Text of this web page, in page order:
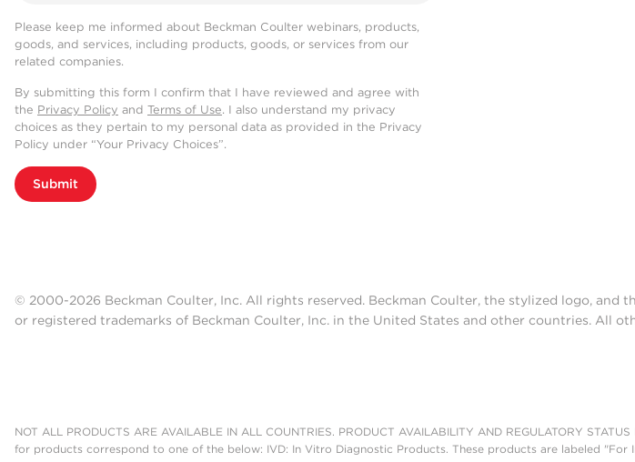
Please keep me informed about Beckman Coulter webinars, products,
goods, and services, including products, goods, or services from our
related companies.
By submitting this form I confirm that I have reviewed and agree with
the Privacy Policy and Terms of Use. I also understand my privacy
choices as they pertain to my personal data as provided in the Privacy
Policy under “Your Privacy Choices”.
Submit
© 2000-2026 Beckman Coulter, Inc. All rights reserved. Beckman Coulter, the stylized logo, and
or registered trademarks of Beckman Coulter, Inc. in the United States and other countries. All
NOT ALL PRODUCTS ARE AVAILABLE IN ALL COUNTRIES. PRODUCT AVAILABILITY AND REGULATORY
for products correspond to one of the below: IVD: In Vitro Diagnostic Products. These products are labeled